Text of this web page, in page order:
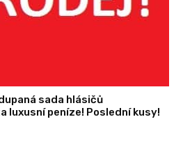
sada hlásičů
luxusní peníze! Poslední kusy!